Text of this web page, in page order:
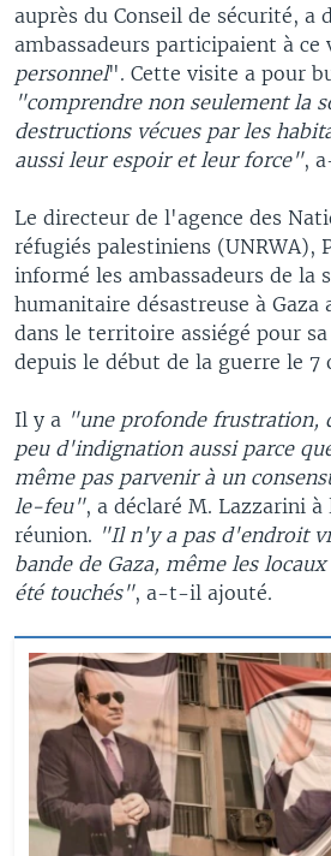
auprès du Conseil de sécurité, a
ambassadeurs participaient à ce
personnel". Cette visite a pour
"comprendre non seulement la
destructions vécues par les
aussi leur espoir et leur force",
Le directeur de l'agence des
réfugiés palestiniens (UNRWA),
informé les ambassadeurs de la
humanitaire désastreuse à Gaza
dans le territoire assiégé pour
depuis le début de la guerre le 7
Il y a "une profonde frustration,
peu d'indignation aussi parce
même pas parvenir à un
le-feu", a déclaré M. Lazzarini à
réunion. "Il n'y a pas d'endroit
bande de Gaza, même les
été touchés", a-t-il ajouté.